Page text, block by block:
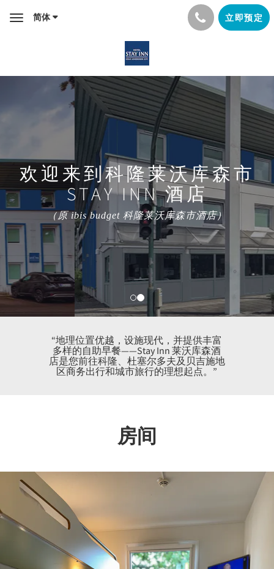
Toggle简体 立即预定
欢迎来到科隆莱沃库森市
STAY INN 酒店
（原 ibis budget 科隆莱沃库森市酒店）
“地理位置优越，设施现代，并提供丰富
多样的自助早餐——Stay Inn 莱沃库森酒
店是您前往科隆、杜塞尔多夫及贝吉施地
区商务出行和城市旅行的理想起点。”
房间
Previous